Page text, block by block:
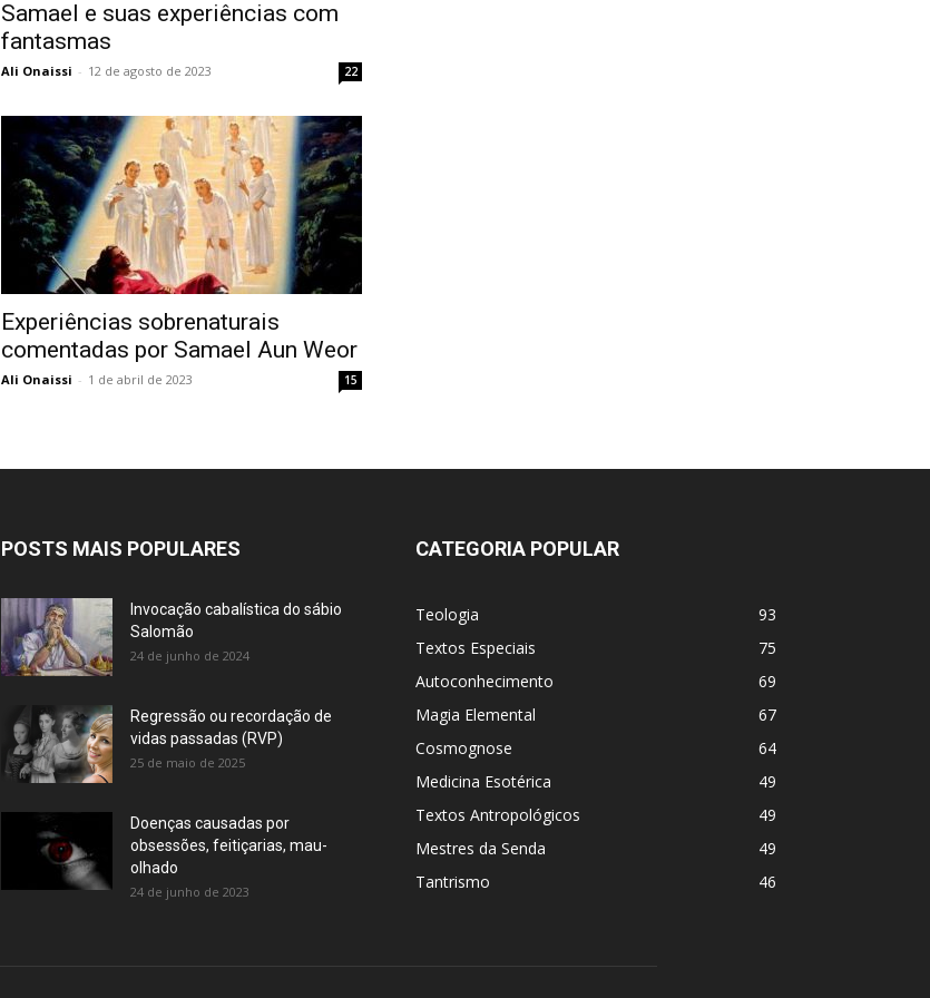
Samael e suas experiências com
fantasmas
Ali Onaissi - 12 de agosto de 2023 22
Experiências sobrenaturais
comentadas por Samael Aun Weor
Ali Onaissi - 1 de abril de 2023 15
POSTS MAIS POPULARES
Invocação cabalística do sábio
Salomão
24 de junho de 2024
Regressão ou recordação de
vidas passadas (RVP)
25 de maio de 2025
Doenças causadas por
obsessões, feitiçarias, mau-
olhado
24 de junho de 2023
CATEGORIA POPULAR
Teologia
93
Textos Especiais
75
Autoconhecimento
69
Magia Elemental
67
Cosmognose
64
Medicina Esotérica
49
Textos Antropológicos
49
Mestres da Senda
49
Tantrismo
46